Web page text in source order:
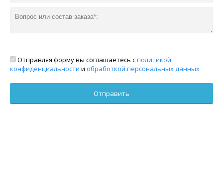
Отправляя форму вы соглашаетесь сполитикой
конфиденциальности и обработкой персональных данных